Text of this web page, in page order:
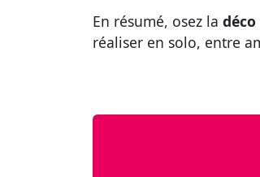
En résumé, osez la
réaliser en solo, entre